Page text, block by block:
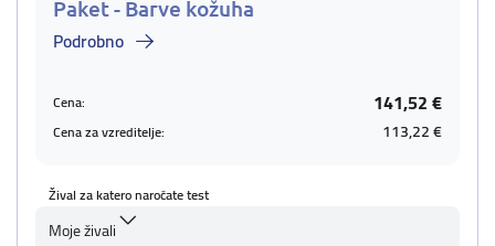
Paket - Barve kožuha
Podrobno
Cena: 141,52 €
Cena za vzreditelje: 113,22 €
Žival za katero naročate test
Moje živali